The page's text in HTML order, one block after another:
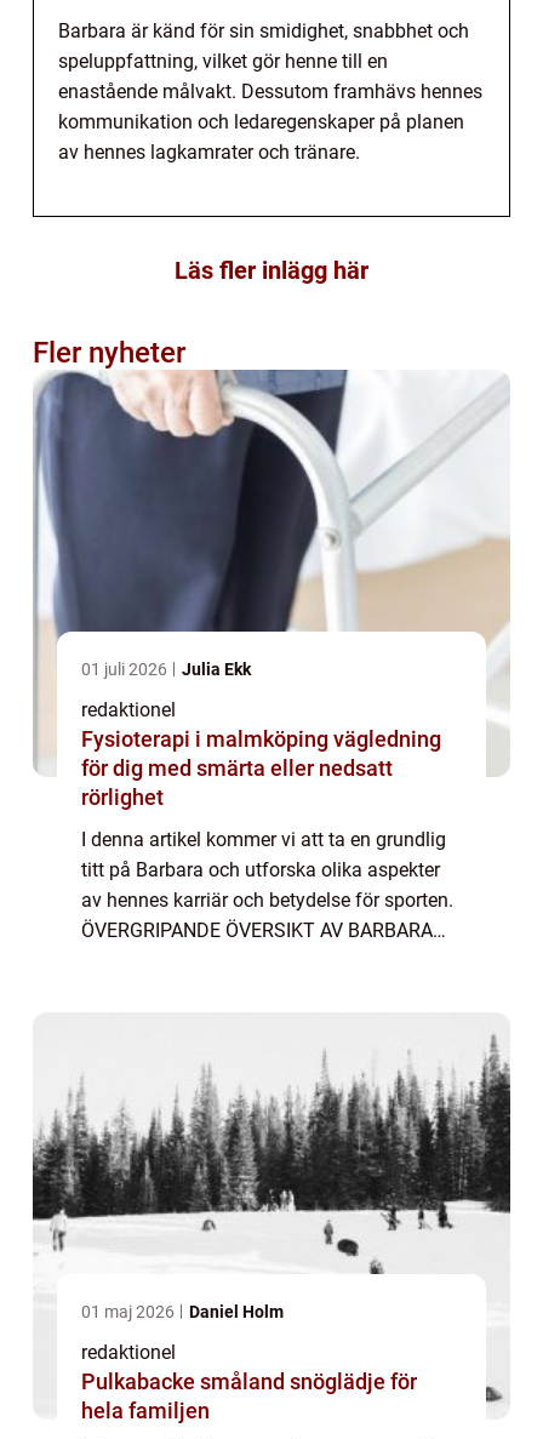
Barbara är känd för sin smidighet, snabbhet och
speluppfattning, vilket gör henne till en
enastående målvakt. Dessutom framhävs hennes
kommunikation och ledaregenskaper på planen
av hennes lagkamrater och tränare.
Läs fler inlägg här
Fler nyheter
01 juli 2026 Julia Ekk
redaktionel
Fysioterapi i malmköping vägledning
för dig med smärta eller nedsatt
rörlighet
I denna artikel kommer vi att ta en grundlig
titt på Barbara och utforska olika aspekter
av hennes karriär och betydelse för sporten.
ÖVERGRIPANDE ÖVERSIKT AV BARBARA
01 maj 2026 Daniel Holm
redaktionel
Pulkabacke småland snöglädje för
hela familjen